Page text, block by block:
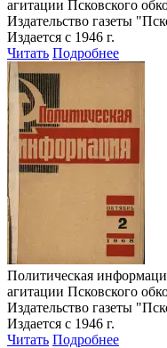
агитации Псковского
Издательство газеты
Издается с 1946 г.
Читать Подробнее
Политическая
агитации Псковского
Издательство газеты
Издается с 1946 г.
Читать Подробнее